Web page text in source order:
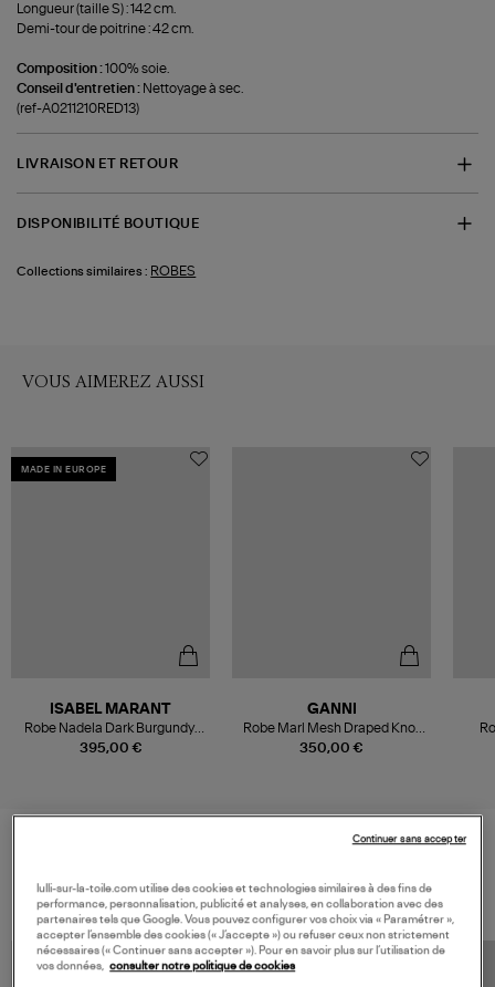
Longueur (taille S) : 142 cm.
Demi-tour de poitrine : 42 cm.
Composition :100% soie.
Conseil d'entretien : Nettoyage à sec.
(ref-A0211210RED13)
LIVRAISON ET RETOUR
DISPONIBILITÉ BOUTIQUE
Collections similaires : ROBES
VOUS AIMEREZ AUSSI
MADE IN EUROPE
395,00 €
ISABEL MARANT
Robe Nadela Dark Burgundy,
Vestiaire
350,00 €
GANNI
Robe Marl Mesh Draped Knot
Goji Berry
lulli-sur-la-toile.com utilise des cookies et technologies similaires à des fins de
performance, personnalisation, publicité et analyses, en collaboration avec des
partenaires tels que Google. Vous pouvez configurer vos choix via « Paramétrer »,
accepter l’ensemble des cookies (« J’accepte ») ou refuser ceux non strictement
nécessaires (« Continuer sans accepter »). Pour en savoir plus sur l’utilisation de
vos données, consulter notre politique de cookies
Continuer sans accepter